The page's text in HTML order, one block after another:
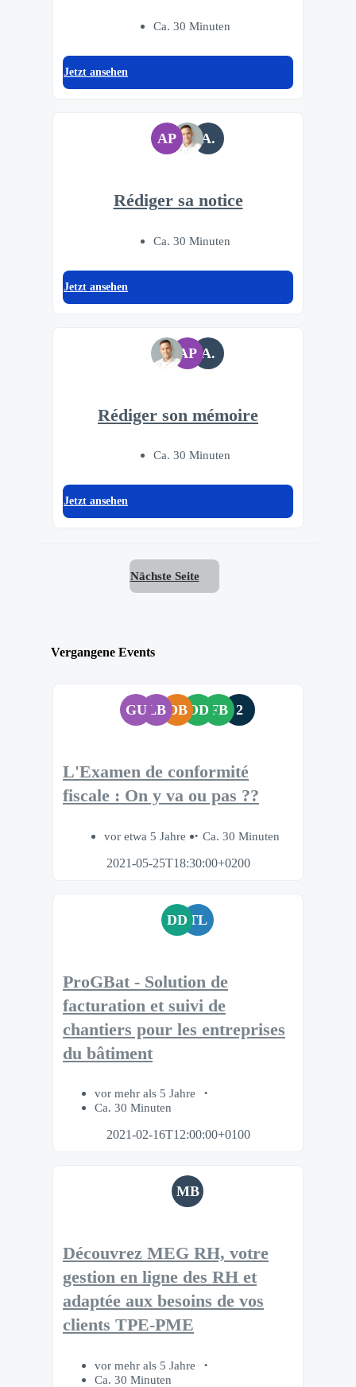
Ca. 30 Minuten
Jetzt ansehen
AP A.
Rédiger sa notice
Ca. 30 Minuten
Jetzt ansehen
AP A.
Rédiger son mémoire
Ca. 30 Minuten
Jetzt ansehen
Nächste Seite
Vergangene Events
GU LB DBOD FB 2
L'Examen de conformité
fiscale : On y va ou pas ??
vor etwa 5 Jahre
Ca. 30 Minuten
2021-05-25T18:30:00+0200
DD TL
ProGBat - Solution de
facturation et suivi de
chantiers pour les entreprises
du bâtiment
vor mehr als 5 Jahre
Ca. 30 Minuten
2021-02-16T12:00:00+0100
MB
Découvrez MEG RH, votre
gestion en ligne des RH et
adaptée aux besoins de vos
clients TPE-PME
vor mehr als 5 Jahre
Ca. 30 Minuten